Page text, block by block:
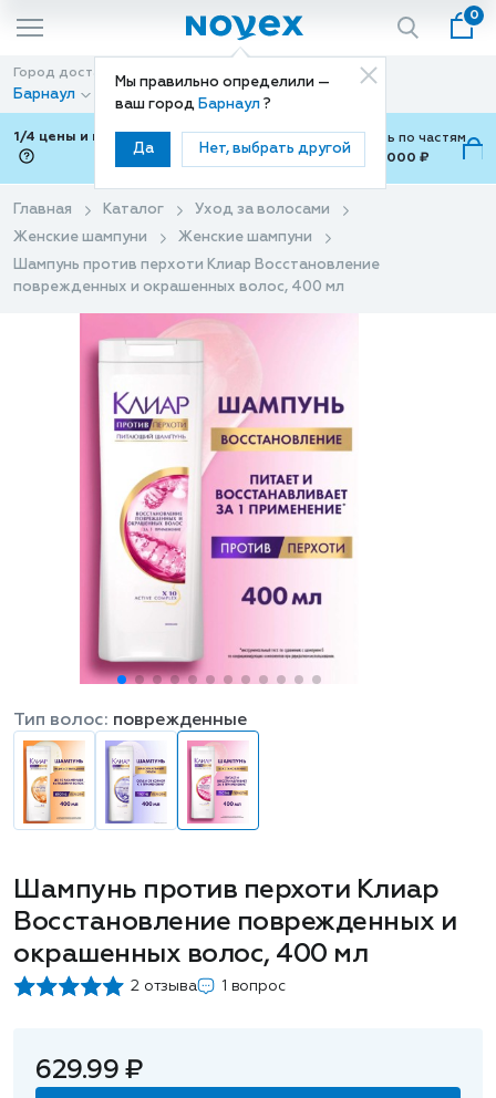
Мы правильно определили —
ваш город Барнаул ?
Да Нет, выбрать другой
0
Город доставки
Барнаул
Способ доставки
Доставка
1/4 цены и покупки ваши с Подели
Можно оплатить по частям
от 700 ₽ до 15,000 ₽
Главная Каталог
Уход за волосами
Женские шампуни
Женские шампуни
Шампунь против перхоти Клиар Восстановление
поврежденных и окрашенных волос, 400 мл
Шампунь против перхоти Клиар
Восстановление поврежденных и
окрашенных волос, 400 мл
2 отзыва 1 вопрос
Тип волос: поврежденные
629.99 ₽